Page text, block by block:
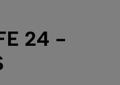
24 -